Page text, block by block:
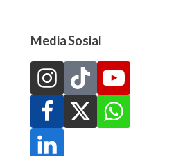
Media Sosial